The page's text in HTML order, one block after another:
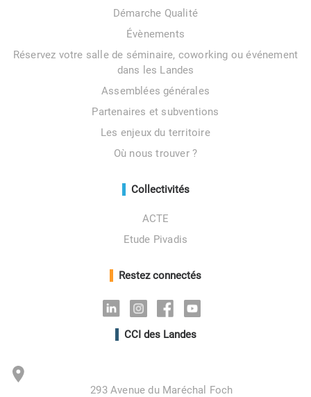
Démarche Qualité
Évènements
Réservez votre salle de séminaire, coworking ou événement
dans les Landes
Assemblées générales
Partenaires et subventions
Les enjeux du territoire
Où nous trouver ?
Collectivités
ACTE
Etude Pivadis
Restez connectés
LinkedinInstagramFacebookYoutube
CCI des Landes
293 Avenue du Maréchal Foch